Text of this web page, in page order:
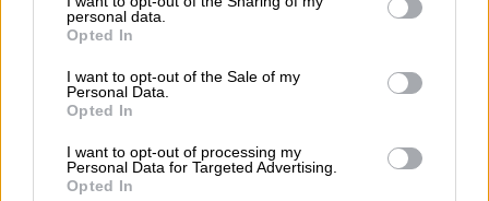
personal data.
Opted In
I want to opt-out of the Sale of my
Personal Data.
Opted In
I want to opt-out of processing my
Personal Data for Targeted Advertising.
Opted In
Δύο συλλήψεις για κλοπή
μετασχηματιστή με ανυψωτικό